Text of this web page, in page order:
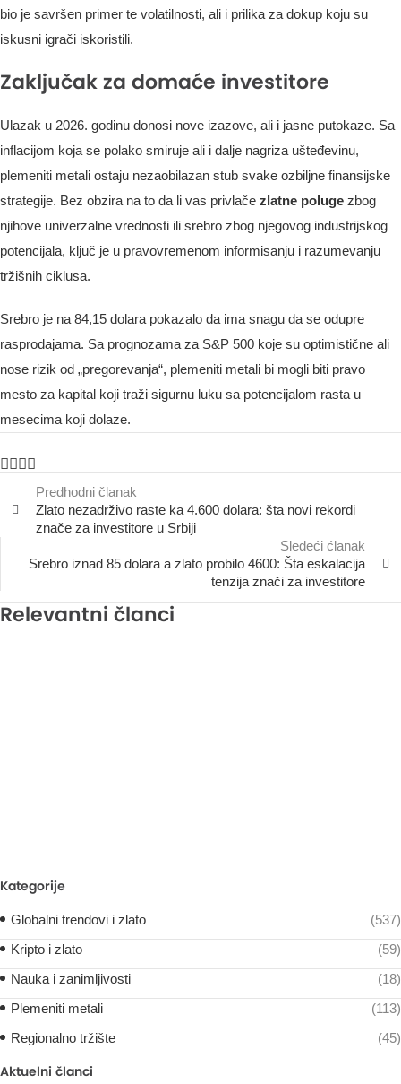
bio je savršen primer te volatilnosti, ali i prilika za dokup koju su
iskusni igrači iskoristili.
Zaključak za domaće investitore
Ulazak u 2026. godinu donosi nove izazove, ali i jasne putokaze. Sa
inflacijom koja se polako smiruje ali i dalje nagriza ušteđevinu,
plemeniti metali ostaju nezaobilazan stub svake ozbiljne finansijske
strategije. Bez obzira na to da li vas privlače zlatne poluge zbog
njihove univerzalne vrednosti ili srebro zbog njegovog industrijskog
potencijala, ključ je u pravovremenom informisanju i razumevanju
tržišnih ciklusa.
Srebro je na 84,15 dolara pokazalo da ima snagu da se odupre
rasprodajama. Sa prognozama za S&P 500 koje su optimistične ali
nose rizik od „pregorevanja“, plemeniti metali bi mogli biti pravo
mesto za kapital koji traži sigurnu luku sa potencijalom rasta u
mesecima koji dolaze.
Predhodni članak
Zlato nezadrživo raste ka 4.600 dolara: šta novi rekordi
znače za investitore u Srbiji
Sledeći ćlanak
Srebro iznad 85 dolara a zlato probilo 4600: Šta eskalacija
tenzija znači za investitore
Relevantni članci
Kategorije
Globalni trendovi i zlato
(537)
Kripto i zlato
(59)
Nauka i zanimljivosti
(18)
Plemeniti metali
(113)
Regionalno tržište
(45)
Aktuelni članci